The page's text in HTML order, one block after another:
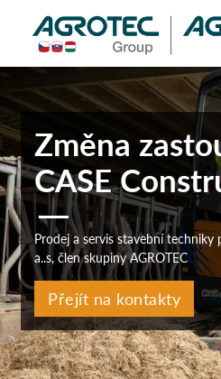
Změna
CASE
Prodej a servis stavební techniky
a..s, člen skupiny AGROTEC
Přejít na kontakty